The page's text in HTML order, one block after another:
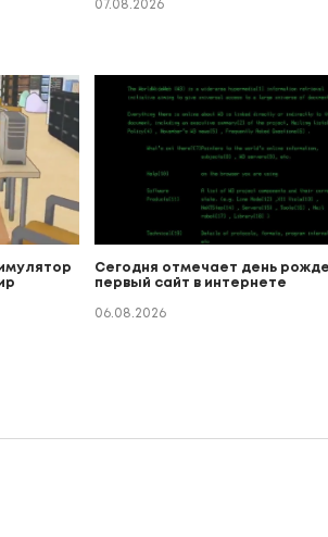
07.08.2026
Сегодня отмечает день
первый сайт в интернете
06.08.2026